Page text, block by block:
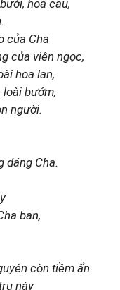
hoa cau,
của Cha
của viên ngọc,
hoa lan,
bướm,
người.
dáng Cha.
ban,
còn tiềm ẩn.
này